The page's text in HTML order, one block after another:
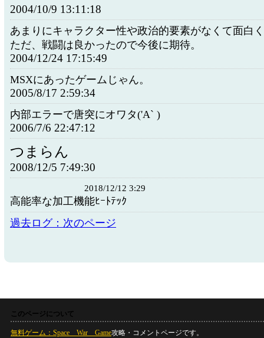
2004/10/9 13:11:18
あまりにキャラクター性や政治的要素がなくて面白
ただ、戦闘は良かったので今後に期待。
2004/12/24 17:15:49
MSXにあったゲームじゃん。
2005/8/17 2:59:34
内部エラーで唐突にオワタ('A` )
2006/7/6 22:47:12
つまらん
2008/12/5 7:49:30
2018/12/12 3:29
高能率な加工機能ﾋｰﾄﾃｯｸ
過去ログ：次のページ
このページについて
無料ゲーム：Space War Game攻略・コメントページです。